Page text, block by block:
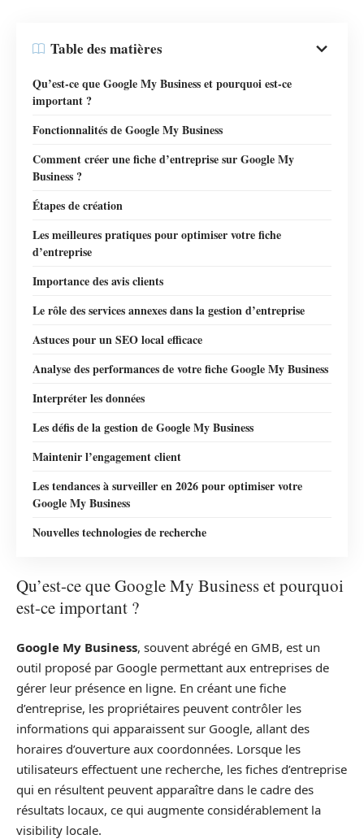
Table des matières
Qu’est-ce que Google My Business et pourquoi est-ce
important ?
Fonctionnalités de Google My Business
Comment créer une fiche d’entreprise sur Google My
Business ?
Étapes de création
Les meilleures pratiques pour optimiser votre fiche
d’entreprise
Importance des avis clients
Le rôle des services annexes dans la gestion d’entreprise
Astuces pour un SEO local efficace
Analyse des performances de votre fiche Google My Business
Interpréter les données
Les défis de la gestion de Google My Business
Maintenir l’engagement client
Les tendances à surveiller en 2026 pour optimiser votre
Google My Business
Nouvelles technologies de recherche
Qu’est-ce que Google My Business et pourquoi
est-ce important ?
Google My Business, souvent abrégé en GMB, est un
outil proposé par Google permettant aux entreprises de
gérer leur présence en ligne. En créant une fiche
d’entreprise, les propriétaires peuvent contrôler les
informations qui apparaissent sur Google, allant des
horaires d’ouverture aux coordonnées. Lorsque les
utilisateurs effectuent une recherche, les fiches d’entreprise
qui en résultent peuvent apparaître dans le cadre des
résultats locaux, ce qui augmente considérablement la
visibility locale.